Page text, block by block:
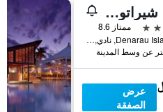
فيلات شيراتون دينارو
ممتاز 8.6
Denarau Island West, نادي, فيجي
عرض
الصفقة